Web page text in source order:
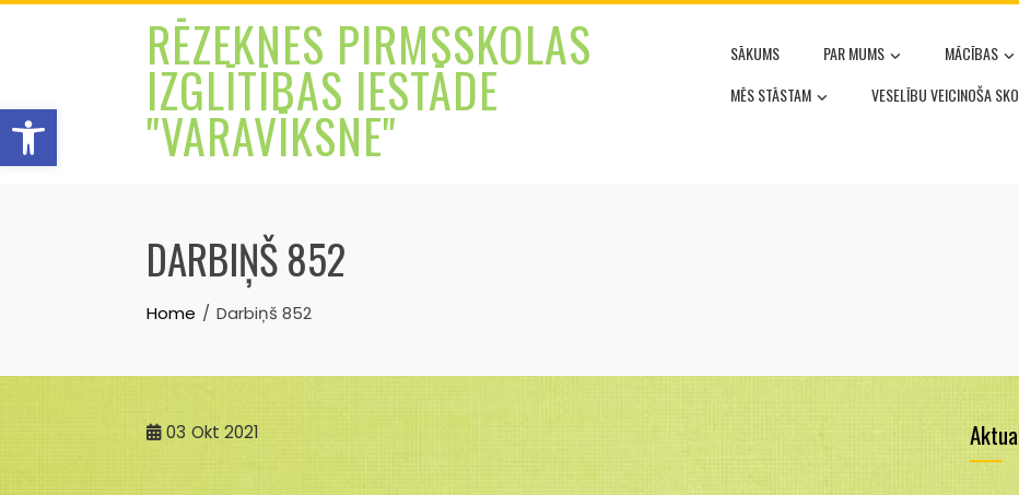
Open toolbar
Skip
RĒZEKNES PIRMSSKOLAS
IZGLĪTĪBAS IESTĀDE
"VARAVĪKSNE"
SĀKUMS PAR MUMS MĀCĪBAS
MĒS STĀSTAM
VESELĪBU VEICINOŠA
DARBIŅŠ 852
Home Darbiņš 852
03 Okt 2021